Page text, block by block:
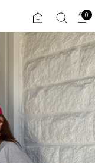
0
ENG
TW
JP
회원혜택 입
COMMUNITY
0